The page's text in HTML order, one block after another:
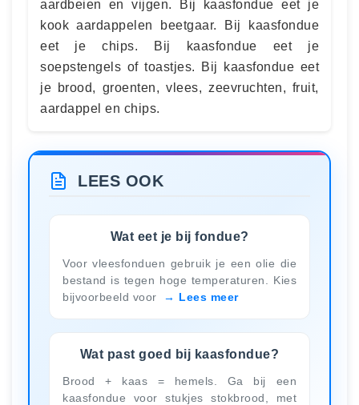
aardbeien en vijgen. Bij kaasfondue eet je
kook aardappelen beetgaar. Bij kaasfondue
eet je chips. Bij kaasfondue eet je
soepstengels of toastjes. Bij kaasfondue eet
je brood, groenten, vlees, zeevruchten, fruit,
aardappel en chips.
LEES OOK
Wat eet je bij fondue?
Voor vleesfonduen gebruik je een olie die
bestand is tegen hoge temperaturen. Kies
bijvoorbeeld voor
Lees meer
Wat past goed bij kaasfondue?
Brood + kaas = hemels. Ga bij een
kaasfondue voor stukjes stokbrood, met